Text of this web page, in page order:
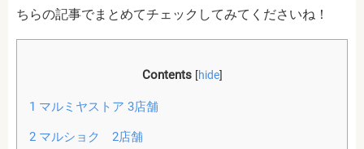
ちらの記事でまとめてチェックしてみてくださいね！
Contents [hide]
1 マルミヤストア 3店舗
2マルショク 2店舗